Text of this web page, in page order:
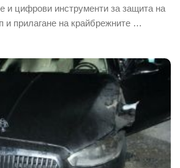
и цифрови инструменти за защита на
и прилагане на крайбрежните …